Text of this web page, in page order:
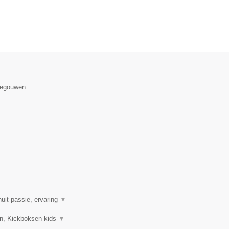
passie, ervaring ▼
Kickboksen kids ▼